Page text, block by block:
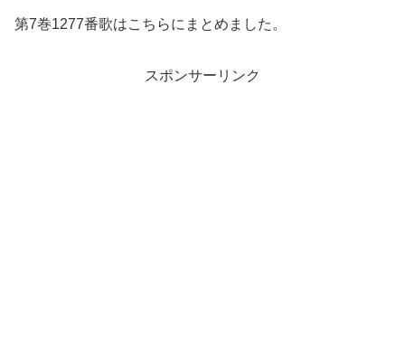
第7巻1277番歌はこちらにまとめました。
スポンサーリンク